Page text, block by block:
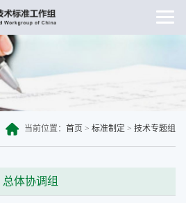
当前位置： 首页 > 标准制定 > 技术专题组
总体协调组